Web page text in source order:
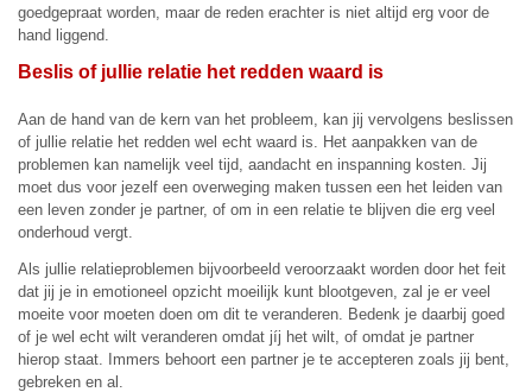
goedgepraat worden, maar de reden erachter is niet altijd erg voor de
hand liggend.
Beslis of jullie relatie het redden waard is
Aan de hand van de kern van het probleem, kan jij vervolgens beslissen
of jullie relatie het redden wel echt waard is. Het aanpakken van de
problemen kan namelijk veel tijd, aandacht en inspanning kosten. Jij
moet dus voor jezelf een overweging maken tussen een het leiden van
een leven zonder je partner, of om in een relatie te blijven die erg veel
onderhoud vergt.
Als jullie relatieproblemen bijvoorbeeld veroorzaakt worden door het feit
dat jij je in emotioneel opzicht moeilijk kunt blootgeven, zal je er veel
moeite voor moeten doen om dit te veranderen. Bedenk je daarbij goed
of je wel echt wilt veranderen omdat jíj het wilt, of omdat je partner
hierop staat. Immers behoort een partner je te accepteren zoals jij bent,
gebreken en al.